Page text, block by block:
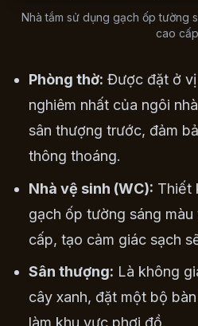
Nhà tắm sử dụng gạch ốp tường
cao
Phòng thờ: Được đặt ở
nghiêm nhất của ngôi
sân thượng trước, đảm
thông thoáng.
Nhà vệ sinh (WC): Thiết
gạch ốp tường sáng
cấp, tạo cảm giác sạch
Sân thượng: Là không
cây xanh, đặt một bộ
làm khu vực phơi đồ.